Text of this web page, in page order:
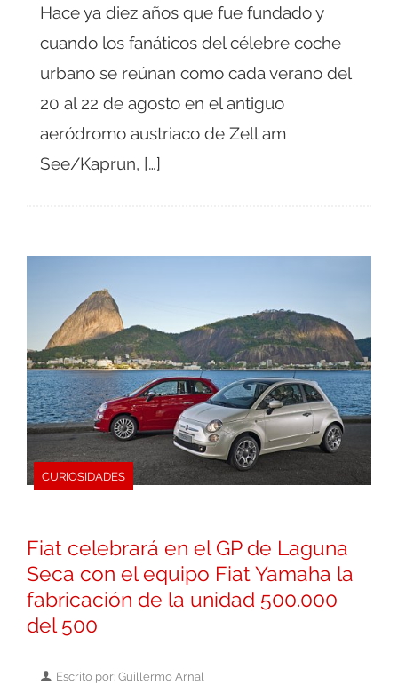
Hace ya diez años que fue fundado y
cuando los fanáticos del célebre coche
urbano se reúnan como cada verano del
20 al 22 de agosto en el antiguo
aeródromo austriaco de Zell am
See/Kaprun, […]
CURIOSIDADES
Fiat celebrará en el GP de Laguna
Seca con el equipo Fiat Yamaha la
fabricación de la unidad 500.000
del 500
Escrito por: Guillermo Arnal